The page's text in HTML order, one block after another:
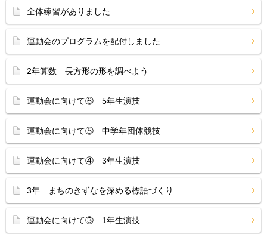
全体練習がありました
運動会のプログラムを配付しました
2年算数 長方形の形を調べよう
運動会に向けて⑥ 5年生演技
運動会に向けて⑤ 中学年団体競技
運動会に向けて④ 3年生演技
3年 まちのきずなを深める標語づくり
運動会に向けて③ 1年生演技